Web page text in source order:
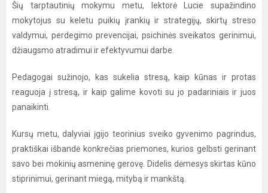
Šių tarptautinių mokymu metu, lektorė Lucie supažindino
mokytojus su keletu puikių įrankių ir strategijų, skirtų streso
valdymui, perdegimo prevencijai, psichinės sveikatos gerinimui,
džiaugsmo atradimui ir efektyvumui darbe.
Pedagogai sužinojo, kas sukelia stresą, kaip kūnas ir protas
reaguoja į stresą, ir kaip galime kovoti su jo padariniais ir juos
panaikinti.
Kursų metu, dalyviai įgijo teorinius sveiko gyvenimo pagrindus,
praktiškai išbandė konkrečias priemones, kurios gelbsti gerinant
savo bei mokinių asmeninę gerovę. Didelis dėmesys skirtas kūno
stiprinimui, gerinant miegą, mitybą ir mankštą.